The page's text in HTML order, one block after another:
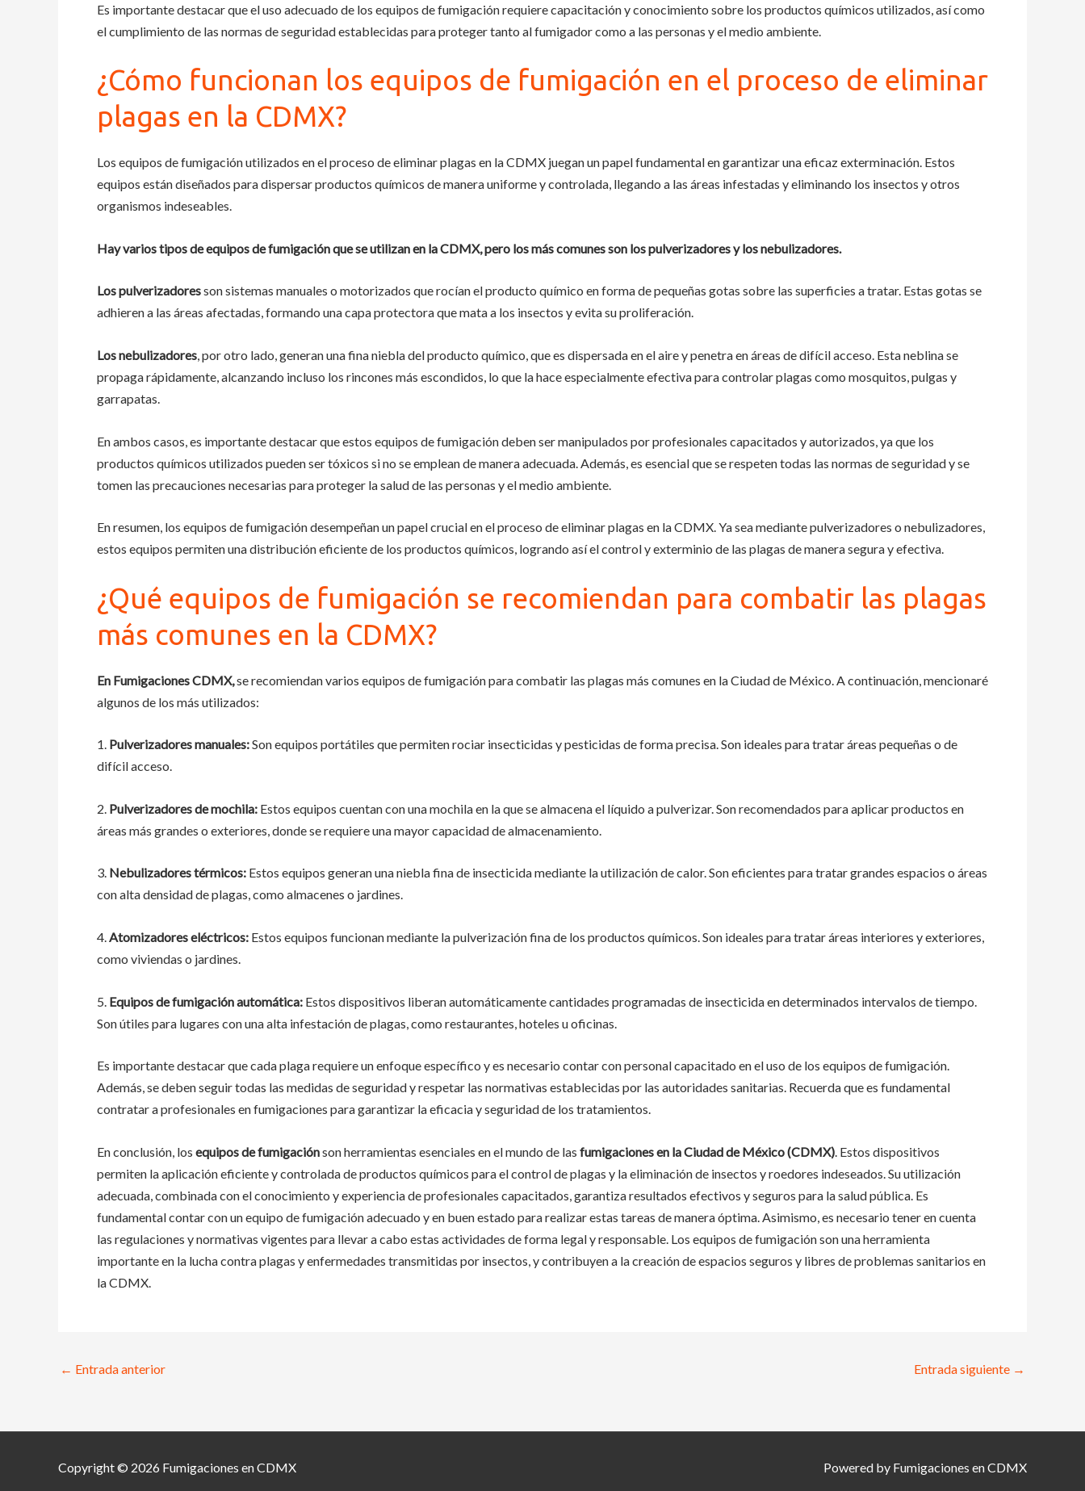
Es importante destacar que el uso adecuado de los equipos de fumigación requiere capacitación y conocimiento sobre los productos químicos utilizados, así como
el cumplimiento de las normas de seguridad establecidas para proteger tanto al fumigador como a las personas y el medio ambiente.
¿Cómo funcionan los equipos de fumigación en el proceso de eliminar
plagas en la CDMX?
Los equipos de fumigación utilizados en el proceso de eliminar plagas en la CDMX juegan un papel fundamental en garantizar una eficaz exterminación. Estos
equipos están diseñados para dispersar productos químicos de manera uniforme y controlada, llegando a las áreas infestadas y eliminando los insectos y otros
organismos indeseables.
Hay varios tipos de equipos de fumigación que se utilizan en la CDMX, pero los más comunes son los pulverizadores y los nebulizadores.
Los pulverizadoresson sistemas manuales o motorizados que rocían el producto químico en forma de pequeñas gotas sobre las superficies a tratar. Estas gotas se
adhieren a las áreas afectadas, formando una capa protectora que mata a los insectos y evita su proliferación.
Los nebulizadores, por otro lado, generan una fina niebla del producto químico, que es dispersada en el aire y penetra en áreas de difícil acceso. Esta neblina se
propaga rápidamente, alcanzando incluso los rincones más escondidos, lo que la hace especialmente efectiva para controlar plagas como mosquitos, pulgas y
garrapatas.
En ambos casos, es importante destacar que estos equipos de fumigación deben ser manipulados por profesionales capacitados y autorizados, ya que los
productos químicos utilizados pueden ser tóxicos si no se emplean de manera adecuada. Además, es esencial que se respeten todas las normas de seguridad y se
tomen las precauciones necesarias para proteger la salud de las personas y el medio ambiente.
En resumen, los equipos de fumigación desempeñan un papel crucial en el proceso de eliminar plagas en la CDMX. Ya sea mediante pulverizadores o nebulizadores,
estos equipos permiten una distribución eficiente de los productos químicos, logrando así el control y exterminio de las plagas de manera segura y efectiva.
¿Qué equipos de fumigación se recomiendan para combatir las plagas
más comunes en la CDMX?
En Fumigaciones CDMX,se recomiendan varios equipos de fumigación para combatir las plagas más comunes en la Ciudad de México. A continuación, mencionaré
algunos de los más utilizados:
1. Pulverizadores manuales:Son equipos portátiles que permiten rociar insecticidas y pesticidas de forma precisa. Son ideales para tratar áreas pequeñas o de
difícil acceso.
2. Pulverizadores de mochila: Estos equipos cuentan con una mochila en la que se almacena el líquido a pulverizar. Son recomendados para aplicar productos en
áreas más grandes o exteriores, donde se requiere una mayor capacidad de almacenamiento.
3. Nebulizadores térmicos: Estos equipos generan una niebla fina de insecticida mediante la utilización de calor. Son eficientes para tratar grandes espacios o áreas
con alta densidad de plagas, como almacenes o jardines.
4.Atomizadores eléctricos: Estos equipos funcionan mediante la pulverización fina de los productos químicos. Son ideales para tratar áreas interiores y exteriores,
como viviendas o jardines.
5. Equipos de fumigación automática: Estos dispositivos liberan automáticamente cantidades programadas de insecticida en determinados intervalos de tiempo.
Son útiles para lugares con una alta infestación de plagas, como restaurantes, hoteles u oficinas.
Es importante destacar que cada plaga requiere un enfoque específico y es necesario contar con personal capacitado en el uso de los equipos de fumigación.
Además, se deben seguir todas las medidas de seguridad y respetar las normativas establecidas por las autoridades sanitarias. Recuerda que es fundamental
contratar a profesionales en fumigaciones para garantizar la eficacia y seguridad de los tratamientos.
En conclusión, los equipos de fumigaciónson herramientas esenciales en el mundo de las fumigaciones en la Ciudad de México (CDMX). Estos dispositivos
permiten la aplicación eficiente y controlada de productos químicos para el control de plagas y la eliminación de insectos y roedores indeseados. Su utilización
adecuada, combinada con el conocimiento y experiencia de profesionales capacitados, garantiza resultados efectivos y seguros para la salud pública. Es
fundamental contar con un equipo de fumigación adecuado y en buen estado para realizar estas tareas de manera óptima. Asimismo, es necesario tener en cuenta
las regulaciones y normativas vigentes para llevar a cabo estas actividades de forma legal y responsable. Los equipos de fumigación son una herramienta
importante en la lucha contra plagas y enfermedades transmitidas por insectos, y contribuyen a la creación de espacios seguros y libres de problemas sanitarios en
la CDMX.
Navegación
← Entrada anterior Entrada siguiente →
Copyright © 2026 Fumigaciones en CDMX Powered by Fumigaciones en CDMX